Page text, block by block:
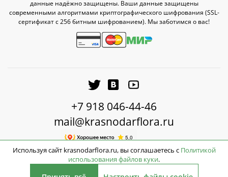
Используя сайт krasnodarflora.ru, вы соглашаетесь с Политикой
использования файлов куки.
данные надёжно защищены. Ваши данные защищены
современными алгоритмами криптографического шифрования (SSL-
сертификат c 256 битным шифрованием). Мы заботимся о вас!
+7 918 046-44-46
mail@krasnodarflora.ru